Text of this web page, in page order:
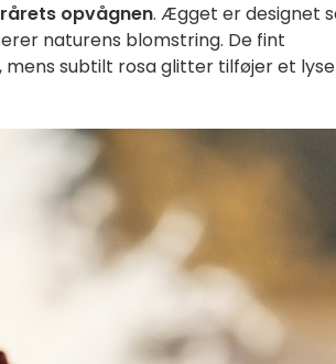
opvågnen. Ægget er designet
naturens blomstring. De fint
subtilt rosa glitter tilføjer et